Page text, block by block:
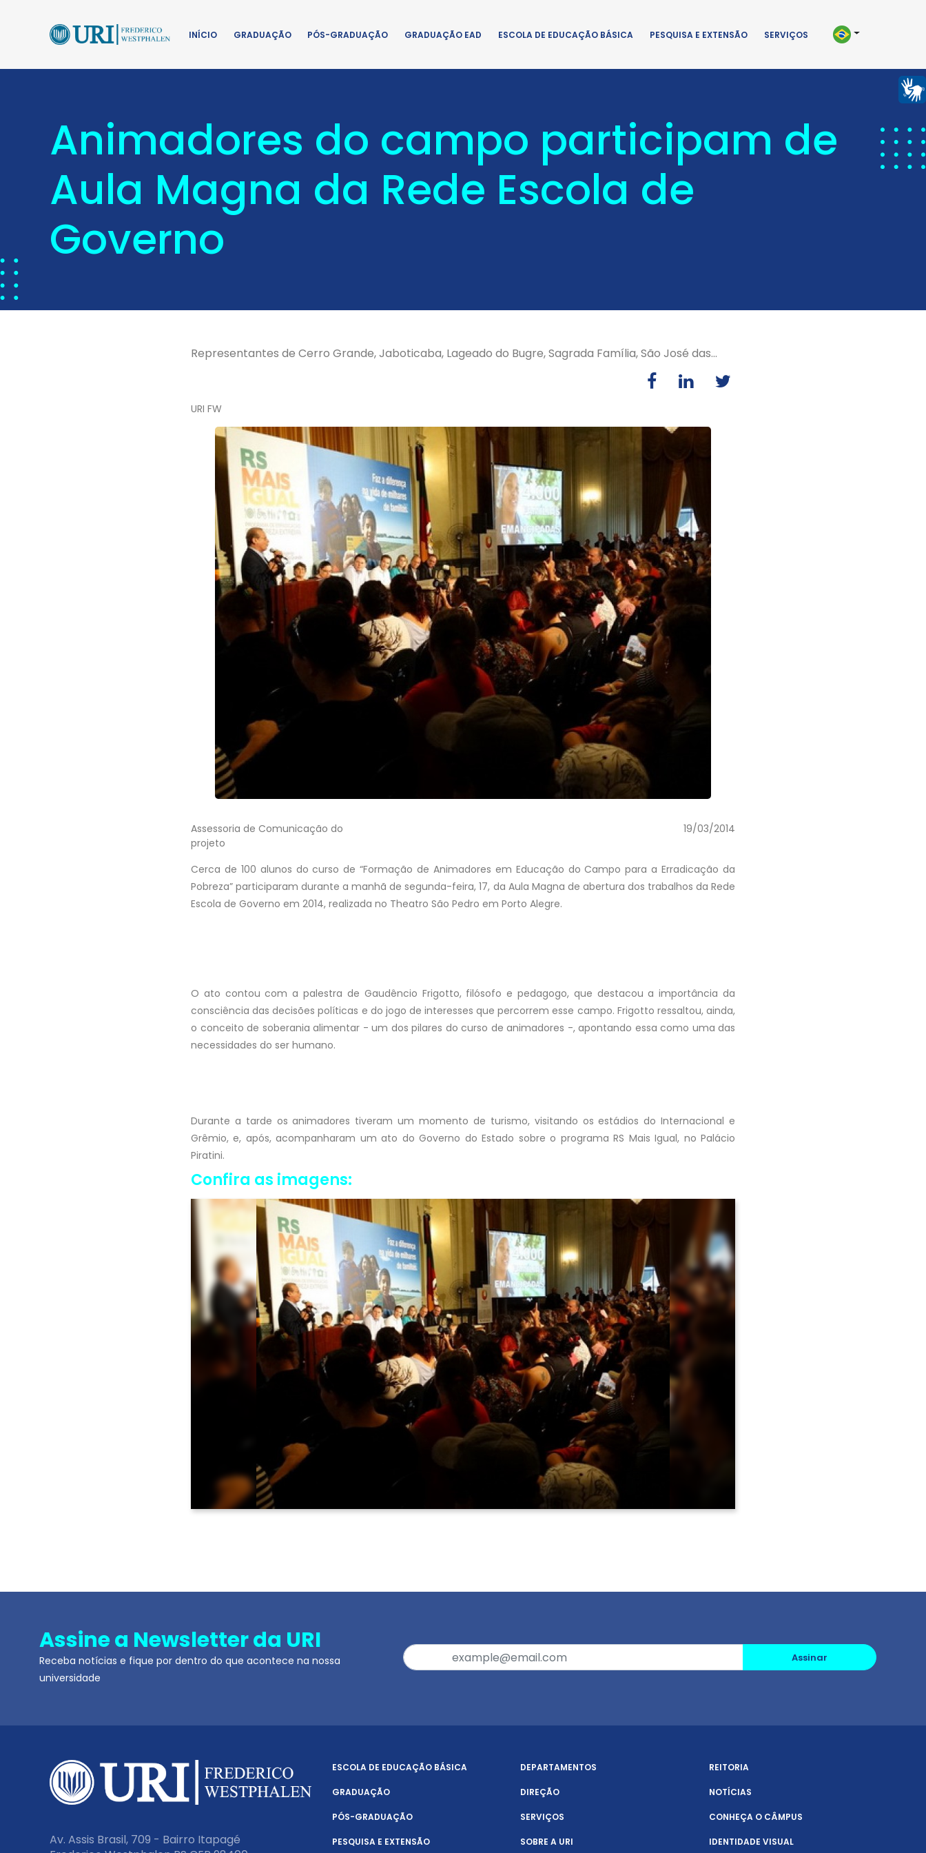
INÍCIO GRADUAÇÃO PÓS-GRADUAÇÃO GRADUAÇÃO EAD ESCOLA DE EDUCAÇÃO BÁSICA PESQUISA E EXTENSÃO SERVIÇOS
Animadores do campo participam de
Aula Magna da Rede Escola de
Governo
Representantes de Cerro Grande, Jaboticaba, Lageado do Bugre, Sagrada Família, São José das...
URI FW
Assessoria de Comunicação do
projeto
19/03/2014
Cerca de 100 alunos do curso de “Formação de Animadores em Educação do Campo para a Erradicação da
Pobreza” participaram durante a manhã de segunda-feira, 17, da Aula Magna de abertura dos trabalhos da Rede
Escola de Governo em 2014, realizada no Theatro São Pedro em Porto Alegre.
O ato contou com a palestra de Gaudêncio Frigotto, filósofo e pedagogo, que destacou a importância da
consciência das decisões políticas e do jogo de interesses que percorrem esse campo. Frigotto ressaltou, ainda,
o conceito de soberania alimentar - um dos pilares do curso de animadores -, apontando essa como uma das
necessidades do ser humano.
Durante a tarde os animadores tiveram um momento de turismo, visitando os estádios do Internacional e
Grêmio, e, após, acompanharam um ato do Governo do Estado sobre o programa RS Mais Igual, no Palácio
Piratini.
Confira as imagens:
Assine a Newsletter da URI
Receba notícias e fique por dentro do que acontece na nossa
universidade
Assinar
Av. Assis Brasil, 709 - Bairro Itapagé
ESCOLA DE EDUCAÇÃO BÁSICA
GRADUAÇÃO
PÓS-GRADUAÇÃO
PESQUISA E EXTENSÃO
DEPARTAMENTOS
DIREÇÃO
SERVIÇOS
SOBRE A URI
REITORIA
NOTÍCIAS
CONHEÇA O CÂMPUS
IDENTIDADE VISUAL